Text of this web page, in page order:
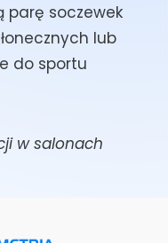
parę soczewek
lub
do sportu
w salonach